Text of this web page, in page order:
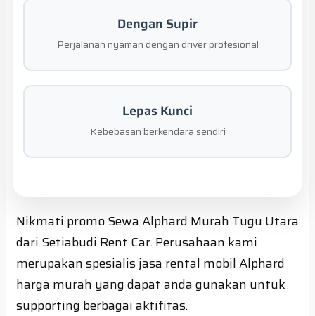
Dengan Supir
Perjalanan nyaman dengan driver profesional
Lepas Kunci
Kebebasan berkendara sendiri
Nikmati promo Sewa Alphard Murah Tugu Utara
dari Setiabudi Rent Car. Perusahaan kami
merupakan spesialis jasa rental mobil Alphard
harga murah yang dapat anda gunakan untuk
supporting berbagai aktifitas.